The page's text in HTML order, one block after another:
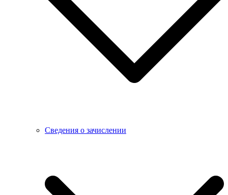
Сведения о зачислении